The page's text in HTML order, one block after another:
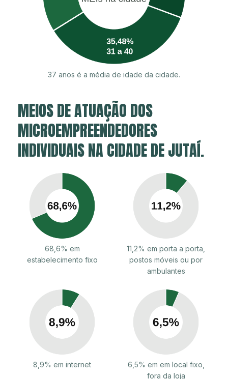
37 anos é a média de idade da cidade.
MEIOS DE ATUAÇÃO DOS
MICROEMPREENDEDORES
INDIVIDUAIS NA CIDADE DE JUTAÍ.
68,6% em
estabelecimento fixo
11,2% em porta a porta,
postos móveis ou por
ambulantes
8,9% em internet
6,5% em em local fixo,
fora da loja